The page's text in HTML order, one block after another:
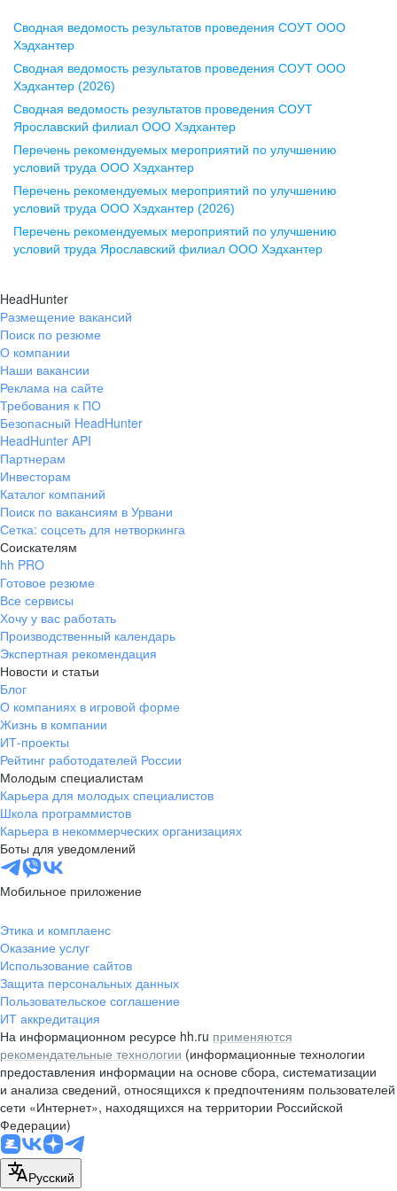
Воронеж
ул. Комиссаржевской, д. 10,
офис 1212
+7 473 280-05-05
pr@vrn.hh.ru
ул. Спартаковская, д. 2А, этаж 3,
помещение 15
+7 843 212-12-50
Екатеринбург
ул. Боевых Дружин, стр. 20,
+7 343 226-79-99
pr@ural.hh.ru
ул. Янковского, д. 169, 7 этаж,
706 каб.
+7 861 205-55-57
pr@krd.hh.ru
Владивосток
пер. Ланинский д. 4, офис 3.4
+7 423 202-33-28
pr@dv.hh.ru
Новосибирск
ул. Большевистская, д. 35,
помещение 21
+7 383 207-94-64
pr@nsk.hh.ru
Минск
пр-т Дзержинского, д. 57,
10 этаж, помещение 45-1
pr@rabota.by
Алматы
пр. Абая, д. 151, БЦ Алатау,
12 этаж, офис 1209
+7 727 232-13-13
pr@headhunter.com.kz
Сводная ведомость результатов проведения СОУТ ООО
Хэдхантер
Сводная ведомость результатов проведения СОУТ ООО
Хэдхантер (2026)
Сводная ведомость результатов проведения СОУТ
Ярославский филиал ООО Хэдхантер
Перечень рекомендуемых мероприятий по улучшению
условий труда ООО Хэдхантер
Перечень рекомендуемых мероприятий по улучшению
условий труда ООО Хэдхантер (2026)
Перечень рекомендуемых мероприятий по улучшению
условий труда Ярославский филиал ООО Хэдхантер
HeadHunter
Размещение вакансий
Поиск по резюме
О компании
Наши вакансии
Реклама на сайте
Требования к ПО
Безопасный HeadHunter
HeadHunter API
Партнерам
Инвесторам
Каталог компаний
Поиск по вакансиям в Урвани
Сетка: соцсеть для нетворкинга
Соискателям
hh PRO
Готовое резюме
Все сервисы
Хочу у вас работать
Производственный календарь
Экспертная рекомендация
Новости и статьи
Блог
О компаниях в игровой форме
Жизнь в компании
ИТ-проекты
Рейтинг работодателей России
Молодым специалистам
Карьера для молодых специалистов
Школа программистов
Карьера в некоммерческих организациях
Боты для уведомлений
Мобильное приложение
Этика и комплаенс
Оказание услуг
Использование сайтов
Защита персональных данных
Пользовательское соглашение
ИТ аккредитация
На информационном ресурсе hh.ru применяются
рекомендательные технологии (информационные технологии
предоставления информации на основе сбора, систематизации
и анализа сведений, относящихся к предпочтениям пользователей
сети «Интернет», находящихся на территории Российской
Федерации)
Русский